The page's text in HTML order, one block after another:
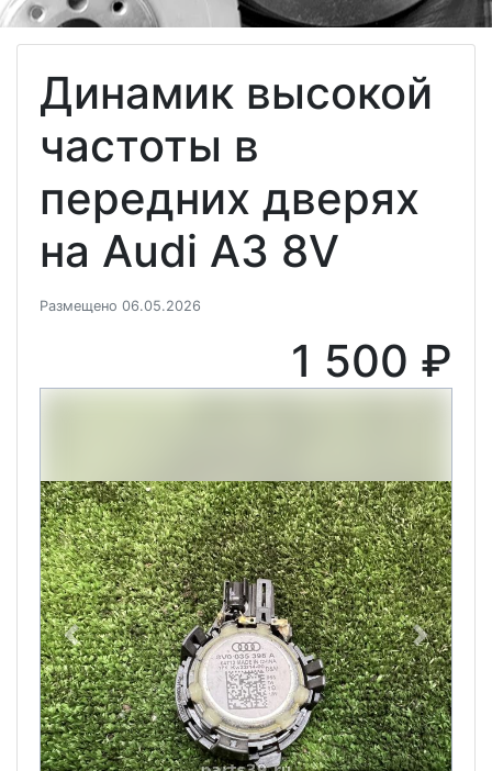
Динамик высокой
частоты в
передних дверях
на Audi A3 8V
Размещено 06.05.2026
1 500 ₽
Previous Next